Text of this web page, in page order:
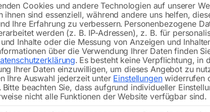
🔍
Schweißdraht 0,6
Preis per Rolle, Charge Nr.: 647980
Cookies und andere Technologien auf unserer
ihnen sind essenziell, während andere uns helfen,
Ihre Erfahrung zu verbessern. Personenbezogene
werden (z. B. IP-Adressen), z. B. für
Inhalte oder die Messung von Anzeigen und
über die Verwendung Ihrer Daten finden
. Es besteht keine Verpflichtung, in
Ihrer Daten einzuwilligen, um dieses Angebot zu
Ihre Auswahl jederzeit unter Einstellungenwiderrufen
Bitte beachten Sie, dass aufgrund individueller
nicht alle Funktionen der Website verfügbar sind.